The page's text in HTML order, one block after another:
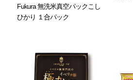
Fukura 無洗米真空パックこし
ひかり １合パック